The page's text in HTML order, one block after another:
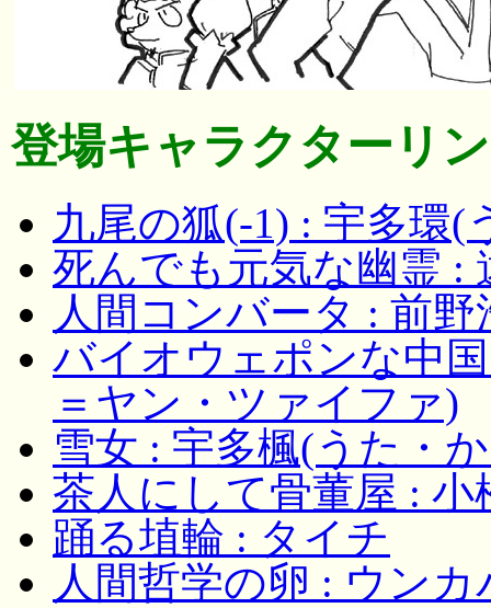
登場キャラクターリ
九尾の狐(-1) : 宇多環(
死んでも元気な幽霊 :
人間コンバータ : 前
バイオウェポンな中
＝ヤン・ツァイファ)
雪女 : 宇多楓(うた・
茶人にして骨董屋 :
踊る埴輪 : タイチ
人間哲学の卵 : ウン